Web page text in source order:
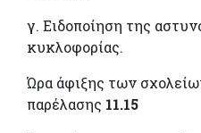
γ. Ειδοποίηση της
κυκλοφορίας.
Ώρα άφιξης των
παρέλασης 11.15